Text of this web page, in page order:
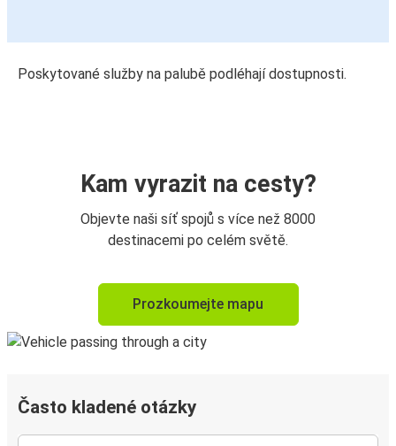
Poskytované služby na palubě podléhají dostupnosti.
Kam vyrazit na cesty?
Objevte naši síť spojů s více než 8000
destinacemi po celém světě.
Prozkoumejte mapu
Často kladené otázky